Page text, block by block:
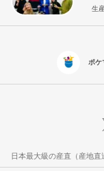
生
ポケ
日本最大級の産直（産地直